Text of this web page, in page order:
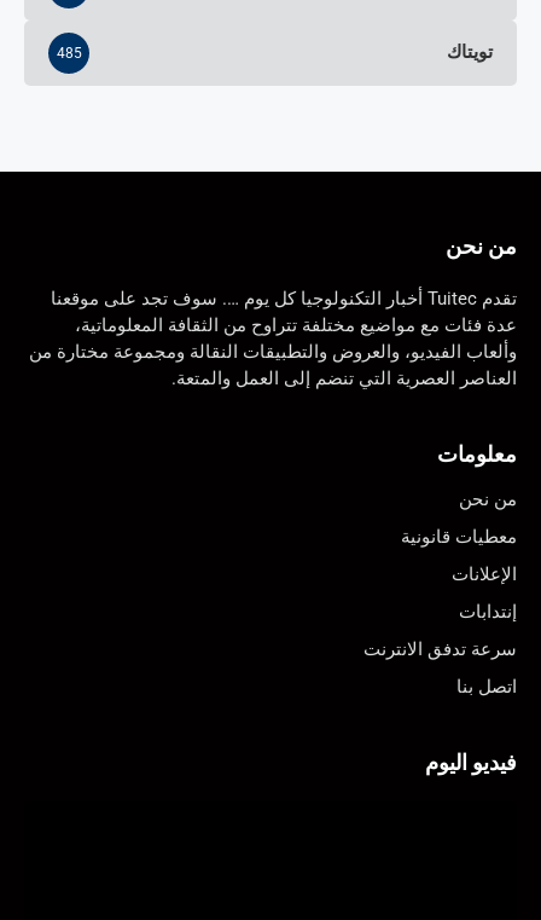
تويتاك 485
من نحن
تقدم Tuitec أخبار التكنولوجيا كل يوم …. سوف تجد على موقعنا
عدة فئات مع مواضيع مختلفة تتراوح من الثقافة المعلوماتية،
وألعاب الفيديو، والعروض والتطبيقات النقالة ومجموعة مختارة من
العناصر العصرية التي تنضم إلى العمل والمتعة.
معلومات
من نحن
معطيات قانونية
الإعلانات
إنتدابات
سرعة تدفق الانترنت
اتصل بنا
فيديو اليوم